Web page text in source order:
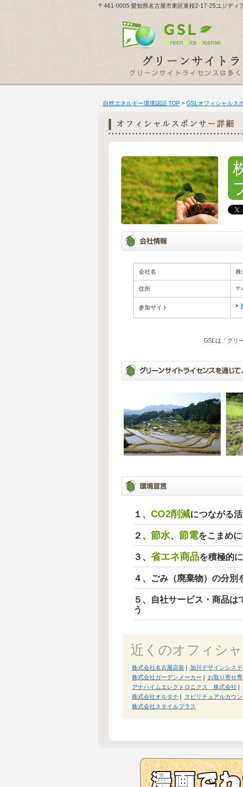
〒461-0005 愛知県名古屋市東区東桜2-17-25ユジディ
自然エネルギー環境認証 TOP > GSLオフィシャルス
会社名 株
住所 〒
参加サイト
GSLは「グリ
１、 CO2削減につながる
２、 節水、 節電をこまめに
３、 省エネ商品を積極的
４、ごみ（廃棄物）の分別
５、自社サービス・商品は
う
近くのオフィシ
株式会社名古屋店装 加川デザインシステ
株式会社ガーデンメーカー
お取り寄せ
アナハイムエレクトロニクス 株式会社
株式会社オルタナ
スピリチュアルカウ
株式会社スタイルプラス